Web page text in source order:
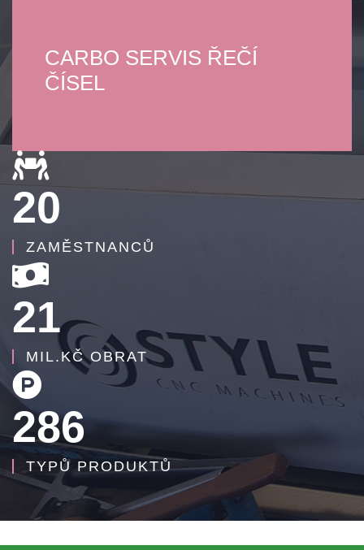
CARBO SERVIS ŘEČÍ
ČÍSEL
20
ZAMĚSTNANCŮ
21
MIL.KČ OBRAT
286
TYPŮ PRODUKTŮ